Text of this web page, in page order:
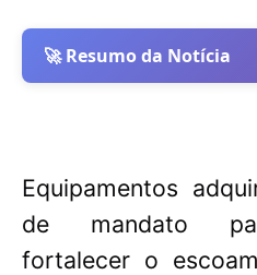
🚀 Resumo da Notícia
Equipamentos
de mandato
fortalecer o